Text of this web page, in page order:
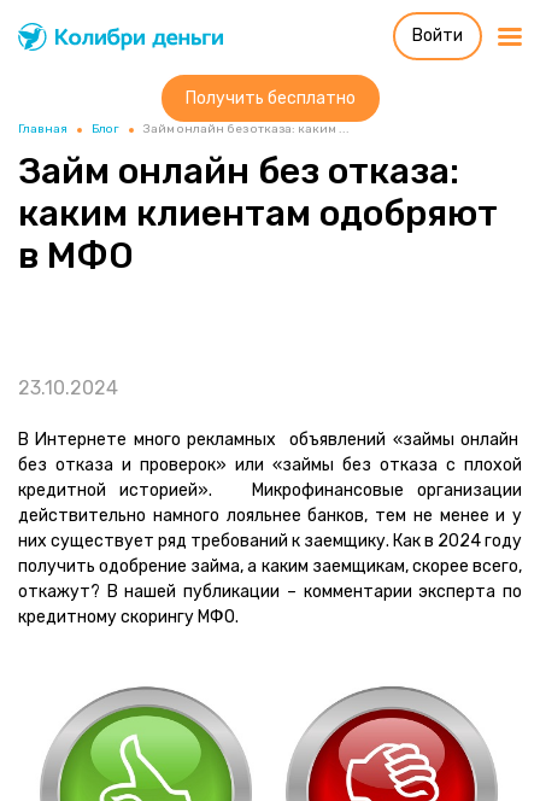
Войти
Главная Блог Займ онлайн без отказа: каким ...
Займ онлайн без отказа:
каким клиентам одобряют
в МФО
23.10.2024
В Интернете много рекламных объявлений «займы онлайн
без отказа и проверок» или «займы без отказа с плохой
кредитной историей». Микрофинансовые организации
действительно намного лояльнее банков, тем не менее и у
них существует ряд требований к заемщику. Как в 2024 году
получить одобрение займа, а каким заемщикам, скорее всего,
откажут? В нашей публикации – комментарии эксперта по
кредитному скорингу МФО.
Получить бесплатно